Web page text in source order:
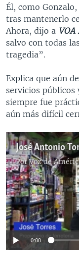
Él, como
tras mantenerlo
Ahora, dijo a VOA
salvo con todas
tragedia”.
Explica que aún
servicios públicos
siempre fue
aún más difícil
José Antonio
PorVoz de
No
0:00